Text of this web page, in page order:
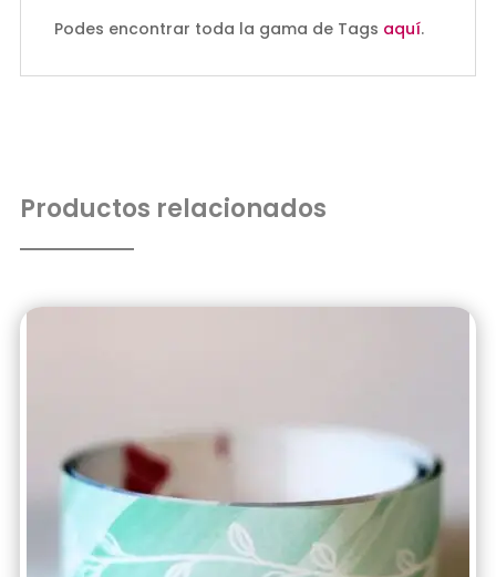
Podes encontrar toda la gama de Tags aquí.
Productos relacionados